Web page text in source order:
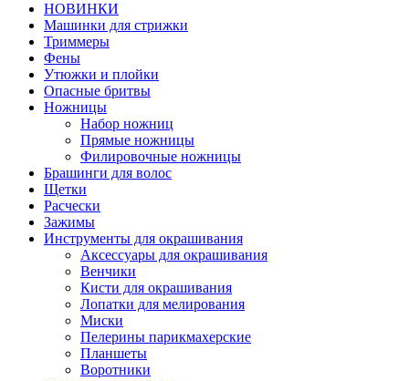
НОВИНКИ
Машинки для стрижки
Триммеры
Фены
Утюжки и плойки
Опасные бритвы
Ножницы
Набор ножниц
Прямые ножницы
Филировочные ножницы
Брашинги для волос
Щетки
Расчески
Зажимы
Инструменты для окрашивания
Аксессуары для окрашивания
Венчики
Кисти для окрашивания
Лопатки для мелирования
Миски
Пелерины парикмахерские
Планшеты
Воротники